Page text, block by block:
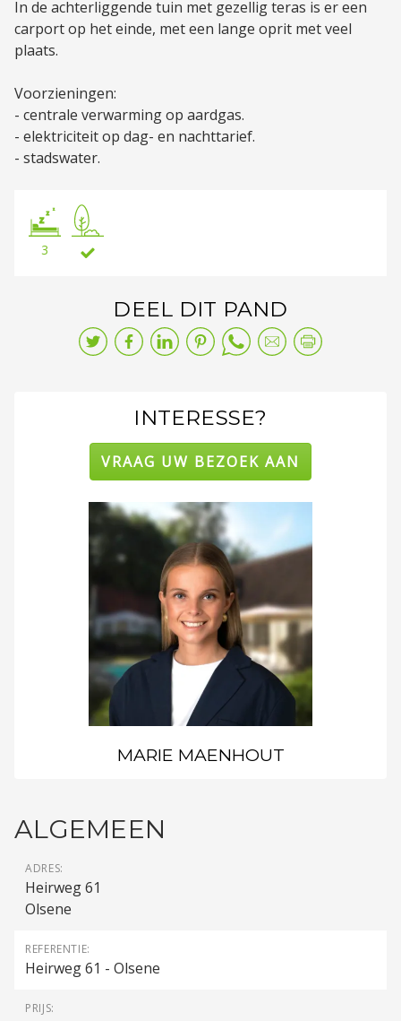
In de achterliggende tuin met gezellig teras is er een
carport op het einde, met een lange oprit met veel
plaats.
Voorzieningen:
- centrale verwarming op aardgas.
- elektriciteit op dag- en nachttarief.
- stadswater.
3
DEEL DIT PAND
INTERESSE?
VRAAG UW BEZOEK AAN
MARIE MAENHOUT
ALGEMEEN
ADRES:
Heirweg 61
Olsene
REFERENTIE:
Heirweg 61 - Olsene
PRIJS: